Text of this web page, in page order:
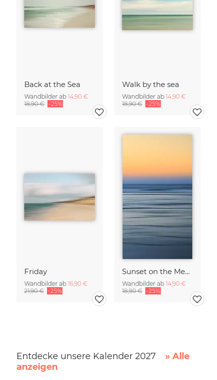
Back at the Sea
Wandbilder ab 14,90 €
18,90 € -25%
Walk by the sea
Wandbilder ab 14,90 €
18,90 € -25%
Friday
Wandbilder ab 16,90 €
21,90 € -25%
Sunset on the Mediterranean
Wandbilder ab 14,90 €
18,90 € -25%
Entdecke unsere Kalender 2027
» Alle
anzeigen